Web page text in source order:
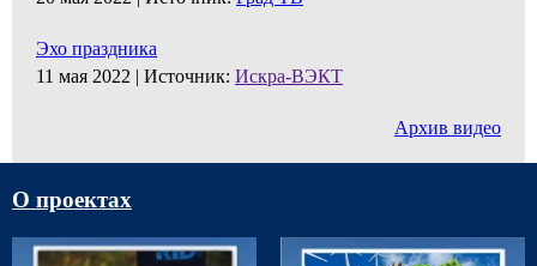
Эхо праздника
11 мая 2022 | Источник: Искра-ВЭКТ
Архив видео
О проектах